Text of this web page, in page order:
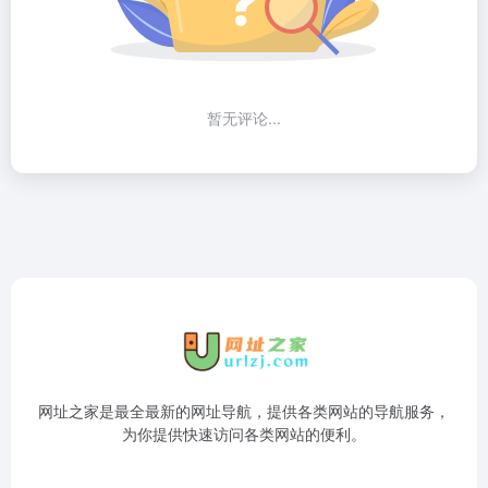
暂无评论...
网址之家是最全最新的网址导航，提供各类网站的导航服务，
为你提供快速访问各类网站的便利。